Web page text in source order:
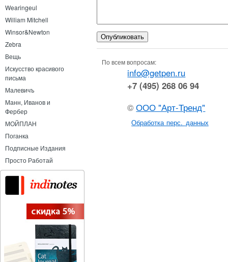
Wearingeul
William Mitchell
Winsor&Newton
Zebra
Вещь
Искусство красивого
письма
Малевичъ
Манн, Иванов и
Фербер
МОЙПЛАН
Поганка
Подписные Издания
Просто Работай
По всем вопросам:
info@getpen.ru
+7 (495) 268 06 94
©ООО "Арт-Тренд"
Обработка перс. данных